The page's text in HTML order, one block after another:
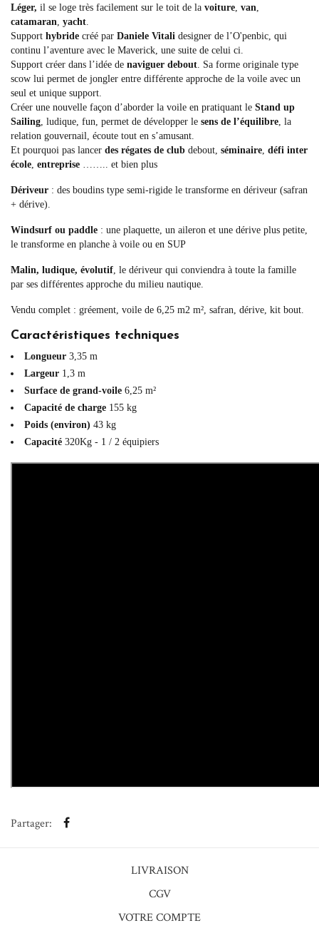
Léger, il se loge très facilement sur le toit de la voiture, van,
catamaran, yacht.
Support hybride créé par Daniele Vitali designer de l’O'penbic, qui
continu l’aventure avec le Maverick, une suite de celui ci.
Support créer dans l’idée de naviguer debout. Sa forme originale type
scow lui permet de jongler entre différente approche de la voile avec un
seul et unique support.
Créer une nouvelle façon d’aborder la voile en pratiquant le Stand up
Sailing, ludique, fun, permet de développer le sens de l’équilibre, la
relation gouvernail, écoute tout en s’amusant.
Et pourquoi pas lancer des régates de club debout, séminaire, défi inter
école, entreprise …….. et bien plus
Dériveur : des boudins type semi-rigide le transforme en dériveur (safran
+ dérive).
Windsurf ou paddle : une plaquette, un aileron et une dérive plus petite,
le transforme en planche à voile ou en SUP
Malin, ludique, évolutif, le dériveur qui conviendra à toute la famille
par ses différentes approche du milieu nautique.
Vendu complet : gréement, voile de 6,25 m2 m², safran, dérive, kit bout.
Caractéristiques techniques
Longueur 3,35 m
Largeur 1,3 m
Surface de grand-voile 6,25 m²
Capacité de charge 155 kg
Poids (environ) 43 kg
Capacité 320Kg - 1 / 2 équipiers
Partager:
LIVRAISON
CGV
VOTRE COMPTE